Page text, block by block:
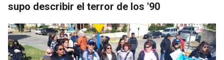
supo describir el terror de los '90